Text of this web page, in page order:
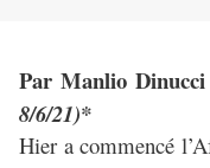
Par Manlio
8/6/21)*
Hier a commencé